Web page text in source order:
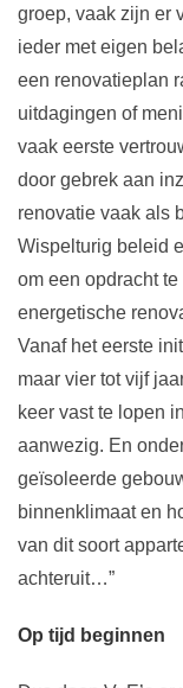
groep, vaak zijn er
ieder met eigen
een renovatieplan
uitdagingen of
vaak eerste
door gebrek aan
renovatie vaak als
Wispelturig beleid
om een opdracht
energetische
Vanaf het eerste
maar vier tot vijf
keer vast te lopen
aanwezig. En
geïsoleerde
binnenklimaat en
van dit soort
achteruit…”
Op tijd beginnen